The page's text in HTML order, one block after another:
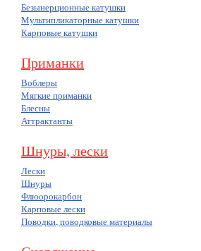
Безынерционные катушки
Мультипликаторные катушки
Карповые катушки
Приманки
Воблеры
Мягкие приманки
Блесны
Аттрактанты
Шнуры, лески
Лески
Шнуры
Флюорокарбон
Карповые лески
Поводки, поводковые материалы